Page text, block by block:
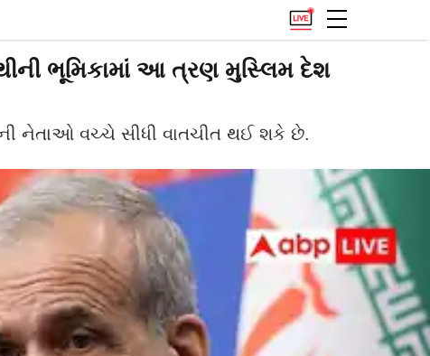
ભૂમિકામાં આ ત્રણ મુસ્લિમ દેશ
નેતાઓ વચ્ચે સીધી વાતચીત થઈ શકે છે.